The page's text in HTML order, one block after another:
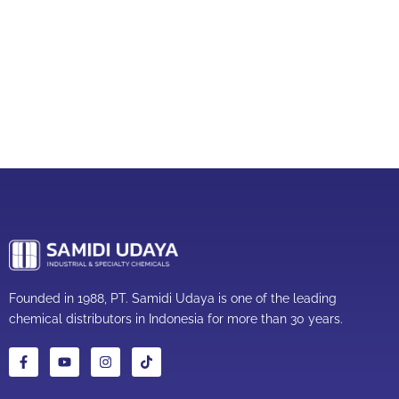
Founded in 1988, PT. Samidi Udaya is one of the leading
chemical distributors in Indonesia for more than 30 years.